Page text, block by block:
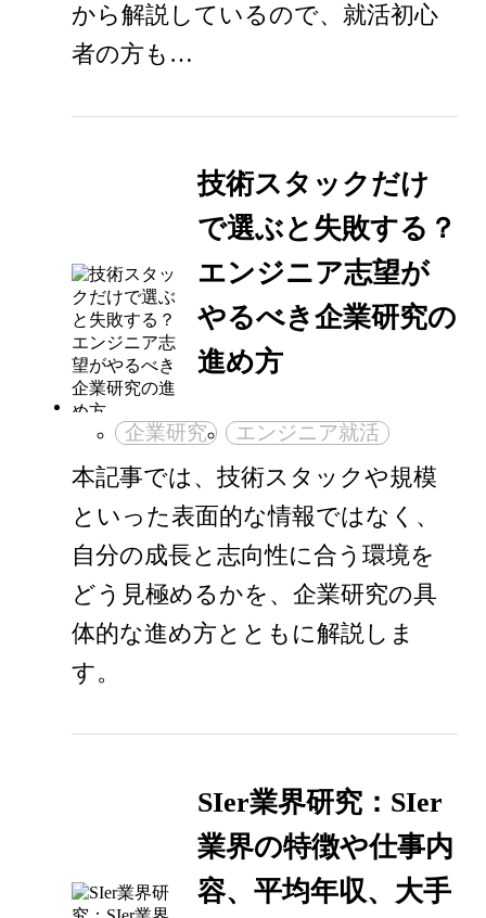
から解説しているので、就活初心
者の方も…
技術スタックだけ
で選ぶと失敗する？
エンジニア志望が
やるべき企業研究の
進め方
企業研究 エンジニア就活
本記事では、技術スタックや規模
といった表面的な情報ではなく、
自分の成長と志向性に合う環境を
どう見極めるかを、企業研究の具
体的な進め方とともに解説しま
す。
SIer業界研究：SIer
業界の特徴や仕事内
容、平均年収、大手